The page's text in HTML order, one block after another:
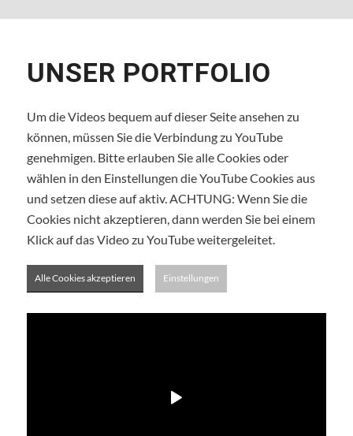
UNSER PORTFOLIO
Um die Videos bequem auf dieser Seite ansehen zu
können, müssen Sie die Verbindung zu YouTube
genehmigen. Bitte erlauben Sie alle Cookies oder
wählen in den Einstellungen die YouTube Cookies aus
und setzen diese auf aktiv. ACHTUNG: Wenn Sie die
Cookies nicht akzeptieren, dann werden Sie bei einem
Klick auf das Video zu YouTube weitergeleitet.
Alle Cookies akzeptieren Einstellungen